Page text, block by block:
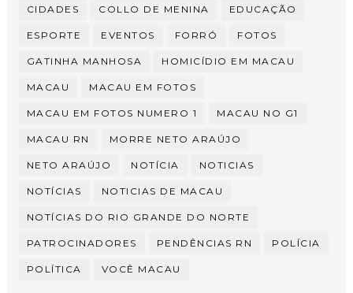
CIDADES COLLO DE MENINA EDUCAÇÃO
ESPORTE EVENTOS FORRÓ FOTOS
GATINHA MANHOSA HOMICÍDIO EM MACAU
MACAU MACAU EM FOTOS
MACAU EM FOTOS NUMERO 1 MACAU NO G1
MACAU RN MORRE NETO ARAÚJO
NETO ARAÚJO NOTÍCIA NOTICIAS
NOTÍCIAS NOTICIAS DE MACAU
NOTÍCIAS DO RIO GRANDE DO NORTE
PATROCINADORES PENDÊNCIAS RN POLÍCIA
POLÍTICA VOCÊ MACAU